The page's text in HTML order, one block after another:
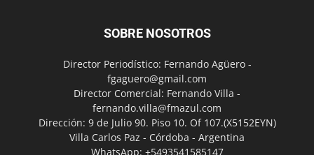
SOBRE NOSOTROS
Director Periodístico: Fernando Agüero -
fgaguero@gmail.com
Director Comercial: Fernando Villa -
fernando.villa@fmazul.com
Dirección: 9 de Julio 90. Piso 10. Of 107.(X5152EYN)
Villa Carlos Paz - Córdoba - Argentina
WhatsApp: +5493541585147